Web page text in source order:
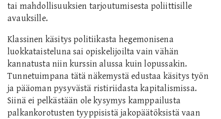
tai mahdollisuuksien tarjoutumisesta poliittisille
avauksille.
Klassinen käsitys politiikasta hegemonisena
luokkataisteluna sai opiskelijoilta vain vähän
kannatusta niin kurssin alussa kuin lopussakin.
Tunnetuimpana tätä näkemystä edustaa käsitys työn
ja pääoman pysyvästä ristiriidasta kapitalismissa.
Siinä ei pelkästään ole kysymys kamppailusta
palkankorotusten tyyppisistä jakopäätöksistä vaan